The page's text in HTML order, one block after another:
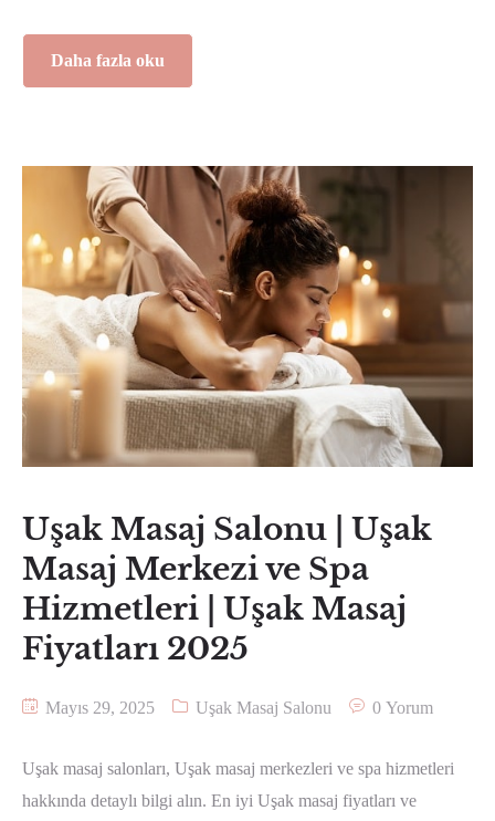
Daha fazla oku
Uşak Masaj Salonu | Uşak
Masaj Merkezi ve Spa
Hizmetleri | Uşak Masaj
Fiyatları 2025
Mayıs 29, 2025 Uşak Masaj Salonu 0 Yorum
Uşak masaj salonları, Uşak masaj merkezleri ve spa hizmetleri
hakkında detaylı bilgi alın. En iyi Uşak masaj fiyatları ve